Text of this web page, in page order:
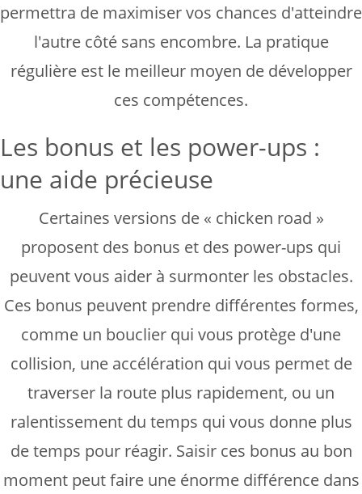
permettra de maximiser vos chances d'atteindre
l'autre côté sans encombre. La pratique
régulière est le meilleur moyen de développer
ces compétences.
Les bonus et les power-ups :
une aide précieuse
Certaines versions de « chicken road »
proposent des bonus et des power-ups qui
peuvent vous aider à surmonter les obstacles.
Ces bonus peuvent prendre différentes formes,
comme un bouclier qui vous protège d'une
collision, une accélération qui vous permet de
traverser la route plus rapidement, ou un
ralentissement du temps qui vous donne plus
de temps pour réagir. Saisir ces bonus au bon
moment peut faire une énorme différence dans